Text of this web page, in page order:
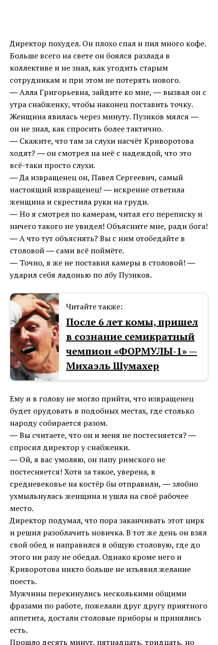
Директор похудел. Он плохо спал и пил много кофе.
Больше всего на свете он боялся разлада в
коллективе и не знал, как угодить старым
сотрудникам и при этом не потерять нового.
― Алла Григорьевна, зайдите ко мне, ― вызвал он с
утра снабженку, чтобы наконец поставить точку.
Женщина явилась через минуту. Пузиков мялся ―
он не знал, как спросить более тактично.
― Скажите, что там за слухи насчёт Криворотова
ходят? ― он смотрел на неё с надеждой, что это
всё-таки просто слухи.
― Да извращенец он, Павел Сергеевич, самый
настоящий извращенец! ― искренне ответила
женщина и скрестила руки на груди.
― Но я смотрел по камерам, читал его переписку и
ничего такого не увидел! Объясните мне, ради бога!
― А что тут объяснять? Вы с ним отобедайте в
столовой ― сами всё поймёте.
― Точно, я же не поставил камеры в столовой! ―
ударил себя ладонью по лбу Пузиков.
Читайте также:
После 6 лет комы, пришел
в сознание семикратный
чемпион «ФОРМУЛЫ-1» —
Михаэль Шумахер
Ему и в голову не могло прийти, что извращенец
будет орудовать в подобных местах, где столько
народу собирается разом.
― Вы считаете, что он и меня не постесняется? ―
спросил директор у снабженки.
― Ой, я вас умоляю, он папу римского не
постесняется! Хотя за такое, уверена, в
средневековье на костёр бы отправили, ― злобно
ухмыльнулась женщина и ушла на своё рабочее
место.
Директор подумал, что пора заканчивать этот цирк
и решил разоблачить новичка. В тот же день он взял
свой обед и направился в общую столовую, где до
этого ни разу не обедал. Однако кроме него и
Криворотова никто больше не изъявил желание
поесть.
Мужчины перекинулись несколькими общими
фразами по работе, пожелали друг другу приятного
аппетита, достали столовые приборы и принялись
есть.
Прошло десять минут, пятнадцать, тридцать, но